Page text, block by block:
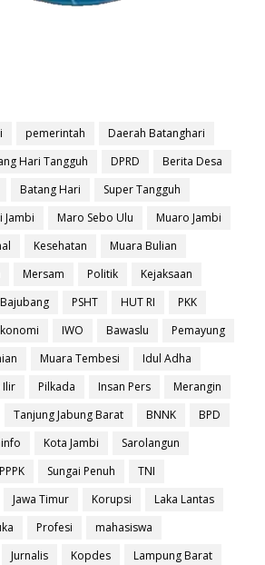
pemerintah
Daerah Batanghari
Hari Tangguh DPRD
Berita Desa
Batang Hari
Super Tangguh
Jambi Maro Sebo Ulu
Muaro Jambi
Kesehatan
Muara Bulian
Mersam Politik
Kejaksaan
Bajubang PSHT HUT RI
PKK
IWO Bawaslu
Pemayung
Muara Tembesi
Idul Adha
Ilir Pilkada Insan Pers
Merangin
Tanjung Jabung Barat BNNK
BPD
Kota Jambi
Sarolangun
PPPK Sungai Penuh
TNI
Jawa Timur Korupsi
Laka Lantas
Profesi
mahasiswa
Jurnalis Kopdes
Lampung Barat